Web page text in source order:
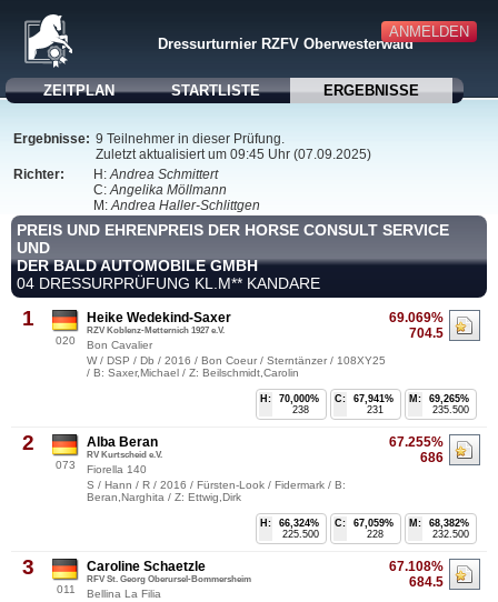
ANMELDEN
Dressurturnier RZFV Oberwesterwald
ZEITPLAN STARTLISTE ERGEBNISSE
Ergebnisse: 9 Teilnehmer in dieser Prüfung.
Zuletzt aktualisiert um 09:45 Uhr (07.09.2025)
Richter:
H:Andrea Schmittert
C:Angelika Möllmann
M:Andrea Haller-Schlittgen
PREIS UND EHRENPREIS DER HORSE CONSULT SERVICE
UND
DER BALD AUTOMOBILE GMBH
04 DRESSURPRÜFUNG KL.M** KANDARE
1
020
69.069%
704.5
Heike Wedekind-Saxer
RZV Koblenz-Metternich 1927 e.V.
Bon Cavalier
W / DSP / Db / 2016 / Bon Coeur / Sterntänzer / 108XY25
/ B: Saxer,Michael / Z: Beilschmidt,Carolin
M:
69,265%
235.500
C:
67,941%
231
H:
70,000%
238
2
073
67.255%
686
Alba Beran
RV Kurtscheid e.V.
Fiorella 140
S / Hann / R / 2016 / Fürsten-Look / Fidermark / B:
Beran,Narghita / Z: Ettwig,Dirk
M:
68,382%
232.500
C:
67,059%
228
H:
66,324%
225.500
3
011
67.108%
684.5
Caroline Schaetzle
RFV St. Georg Oberursel-Bommersheim
Bellina La Filia